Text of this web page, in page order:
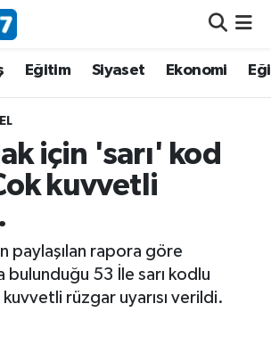
Eğitim Siyaset Ekonomi
için 'sarı' kod
kuvvetli
rapora göre
bulunduğu 53 İle sarı kodlu
rüzgar uyarısı verildi.